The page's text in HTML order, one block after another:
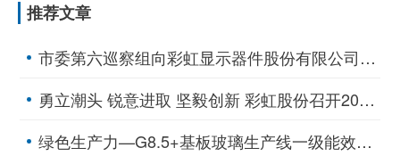
推荐文章
市委第六巡察组向彩虹显示器件股份有限公司党委反馈巡察情况
勇立潮头 锐意进取 坚毅创新 彩虹股份召开2025年工作会议
绿色生产力—G8.5+基板玻璃生产线一级能效空压站、一级高效制冷站挂牌